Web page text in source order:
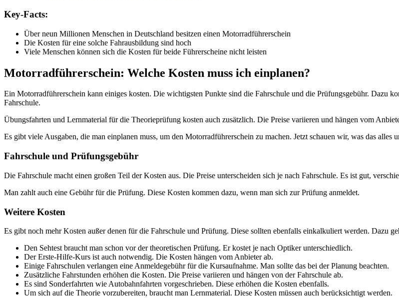
Key-Facts:
Über neun Millionen Menschen in Deutschland besitzen einen Motorradführerschein
Die Kosten für eine solche Fahrausbildung sind hoch
Viele Menschen können sich die Kosten für beide Führerscheine nicht leisten
Motorradführerschein: Welche Kosten muss ich einplanen?
Ein Motorradführerschein kann einiges kosten. Die wichtigsten Punkte sind die Fahrschule und die Prüfungsgebühr. Dazu
Fahrschule.
Übungsfahrten und Lernmaterial für die Theorieprüfung kosten auch zusätzlich. Die Preise variieren und hängen vom
Es gibt viele Ausgaben, die man einplanen muss, um den Motorradführerschein zu machen. Jetzt schauen wir, was das alles
Fahrschule und Prüfungsgebühr
Die Fahrschule macht einen großen Teil der Kosten aus. Die Preise unterscheiden sich je nach Fahrschule. Es ist gut,
Man zahlt auch eine Gebühr für die Prüfung. Diese Kosten kommen dazu, wenn man sich zur Prüfung anmeldet.
Weitere Kosten
Es gibt noch mehr Kosten außer denen für die Fahrschule und Prüfung. Diese sollten ebenfalls einkalkuliert werden. Dazu
Den Sehtest braucht man schon vor der theoretischen Prüfung. Er kostet je nach Optiker unterschiedlich.
Der Erste-Hilfe-Kurs ist auch notwendig. Die Kosten hängen vom Anbieter ab.
Einige Fahrschulen verlangen eine Anmeldegebühr für die Kursaufnahme. Man sollte das bei der Planung beachten.
Zusätzliche Fahrstunden erhöhen die Kosten. Die Preise variieren und hängen von der Fahrschule ab.
Es sind Sonderfahrten wie Autobahnfahrten vorgeschrieben. Diese erhöhen die Kosten ebenfalls.
Um sich auf die Theorie vorzubereiten, braucht man Lernmaterial. Diese Kosten müssen auch berücksichtigt werden.